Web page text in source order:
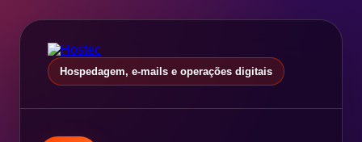
Hospedagem, e-mails e operações digitais